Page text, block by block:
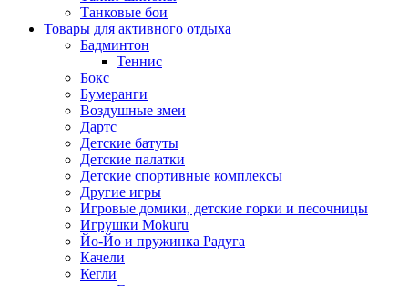
Танковые бои
Товары для активного отдыха
Бадминтон
Теннис
Бокс
Бумеранги
Воздушные змеи
Дартс
Детские батуты
Детские палатки
Детские спортивные комплексы
Другие игры
Игровые домики, детские горки и песочницы
Игрушки Mokuru
Йо-Йо и пружинка Радуга
Качели
Кегли